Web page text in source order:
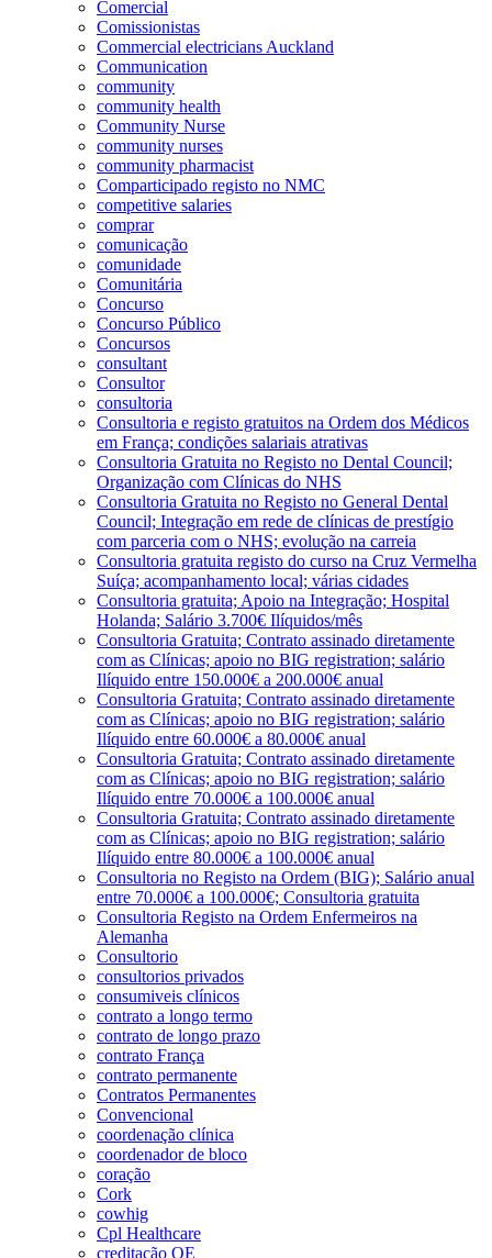
Comercial
Comissionistas
Commercial electricians Auckland
Communication
community
community health
Community Nurse
community nurses
community pharmacist
Comparticipado registo no NMC
competitive salaries
comprar
comunicação
comunidade
Comunitária
Concurso
Concurso Público
Concursos
consultant
Consultor
consultoria
Consultoria e registo gratuitos na Ordem dos Médicos
em França; condições salariais atrativas
Consultoria Gratuita no Registo no Dental Council;
Organização com Clínicas do NHS
Consultoria Gratuita no Registo no General Dental
Council; Integração em rede de clínicas de prestígio
com parceria com o NHS; evolução na carreia
Consultoria gratuita registo do curso na Cruz Vermelha
Suíça; acompanhamento local; várias cidades
Consultoria gratuita; Apoio na Integração; Hospital
Holanda; Salário 3.700€ Ilíquidos/mês
Consultoria Gratuita; Contrato assinado diretamente
com as Clínicas; apoio no BIG registration; salário
Ilíquido entre 150.000€ a 200.000€ anual
Consultoria Gratuita; Contrato assinado diretamente
com as Clínicas; apoio no BIG registration; salário
Ilíquido entre 60.000€ a 80.000€ anual
Consultoria Gratuita; Contrato assinado diretamente
com as Clínicas; apoio no BIG registration; salário
Ilíquido entre 70.000€ a 100.000€ anual
Consultoria Gratuita; Contrato assinado diretamente
com as Clínicas; apoio no BIG registration; salário
Ilíquido entre 80.000€ a 100.000€ anual
Consultoria no Registo na Ordem (BIG); Salário anual
entre 70.000€ a 100.000€; Consultoria gratuita
Consultoria Registo na Ordem Enfermeiros na
Alemanha
Consultorio
consultorios privados
consumiveis clínicos
contrato a longo termo
contrato de longo prazo
contrato França
contrato permanente
Contratos Permanentes
Convencional
coordenação clínica
coordenador de bloco
coração
Cork
cowhig
Cpl Healthcare
creditação OE